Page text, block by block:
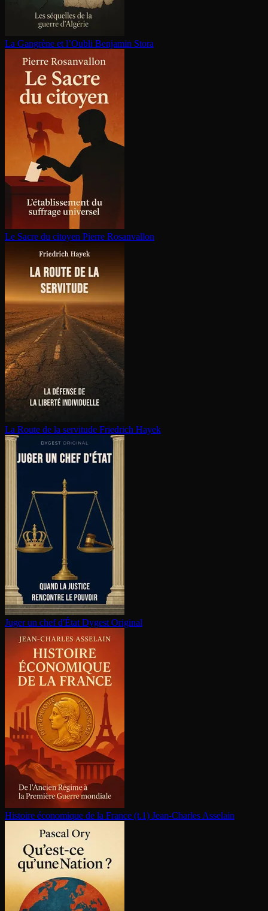
La Gangrène et l’Oubli Benjamin Stora
Le Sacre du citoyen Pierre Rosanvallon
La Route de la servitude Friedrich Hayek
Juger un chef d'État Dygest Original
Histoire économique de la France (t.1) Jean-Charles Asselain